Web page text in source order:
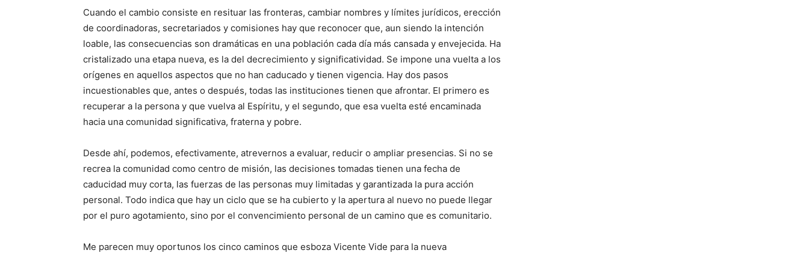
Cuando el cambio consiste en resituar las fronteras, cambiar nombres y límites jurídicos, erección
de coordinadoras, secretariados y comisiones hay que reconocer que, aun siendo la intención
loable, las consecuencias son dramáticas en una población cada día más cansada y envejecida. Ha
cristalizado una etapa nueva, es la del decrecimiento y significatividad. Se impone una vuelta a los
orígenes en aquellos aspectos que no han caducado y tienen vigencia. Hay dos pasos
incuestionables que, antes o después, todas las instituciones tienen que afrontar. El primero es
recuperar a la persona y que vuelva al Espíritu, y el segundo, que esa vuelta esté encaminada
hacia una comunidad significativa, fraterna y pobre.
Desde ahí, podemos, efectivamente, atrevernos a evaluar, reducir o ampliar presencias. Si no se
recrea la comunidad como centro de misión, las decisiones tomadas tienen una fecha de
caducidad muy corta, las fuerzas de las personas muy limitadas y garantizada la pura acción
personal. Todo indica que hay un ciclo que se ha cubierto y la apertura al nuevo no puede llegar
por el puro agotamiento, sino por el convencimiento personal de un camino que es comunitario.
Me parecen muy oportunos los cinco caminos que esboza Vicente Vide para la nueva